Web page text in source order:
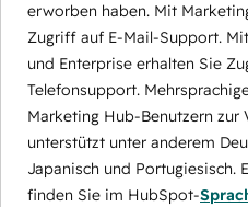
erworben haben. Mit
Zugriff auf E-Mail-Support.
und Enterprise erhalten Sie
Telefonsupport.
Marketing Hub-Benutzern zur
unterstützt unter anderem
Japanisch und Portugiesisch.
finden Sie im HubSpot-